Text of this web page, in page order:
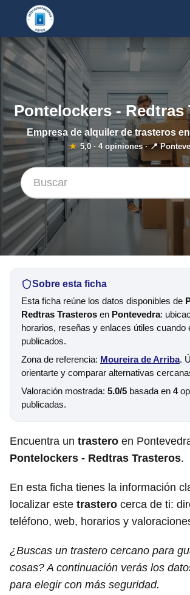
Pontelockers - Redtras
Empresa de alquiler de trasteros
★ 5,0 · 4opiniones · 📍
Sobre esta ficha
Esta ficha reúne los datos disponibles de
Redtras Trasteros en Pontevedra:
horarios, reseñas y enlaces útiles cuando
publicados.
Zona de referencia: Moureira de Arriba.
orientarte y comparar alternativas
Valoración mostrada: 5.0/5 basada en 4
publicadas.
Encuentra un trastero en
Pontelockers - Redtras Trasteros.
En esta ficha tienes la información
localizar este trastero cerca de ti:
teléfono, web, horarios y
¿Buscas un trastero cercano para
cosas? A continuación verás los
para elegir con más seguridad.